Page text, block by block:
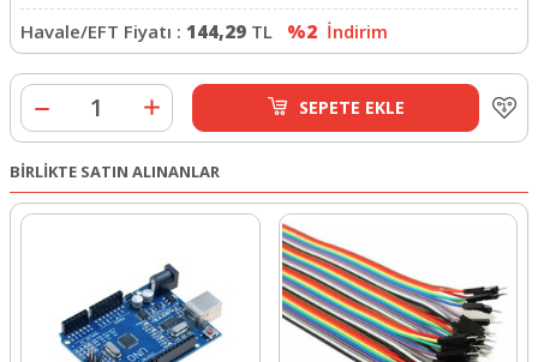
Havale/EFT Fiyatı : 144,29 TL %2 İndirim
SEPETE EKLE
BİRLİKTE SATIN ALINANLAR